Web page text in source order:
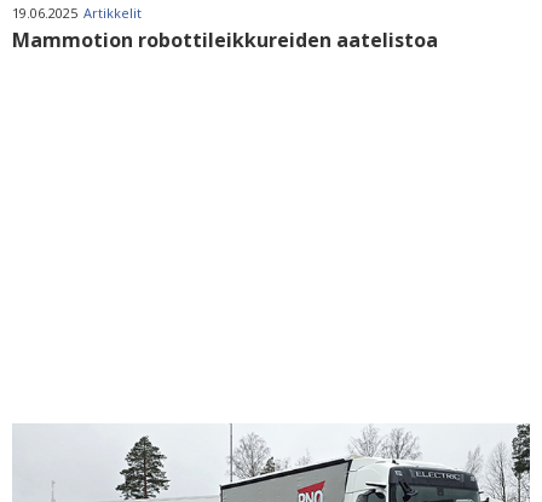
19.06.2025 Artikkelit
Mammotion robottileikkureiden aatelistoa